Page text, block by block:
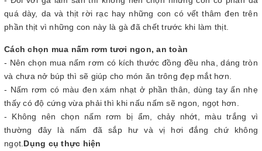
quá dày, da và thịt rời rạc hay những con có vết thâm đen trên
phần thịt vì những con này là gà đã chết trước khi làm thịt.
Cách chọn mua nấm rơm tươi ngon, an toàn
- Nên chọn mua nấm rơm có kích thước đồng đều nha, dáng tròn
và chưa nở búp thì sẽ giúp cho món ăn trông đẹp mắt hơn.
- Nấm rơm có màu đen xám nhạt ở phần thân, dùng tay ấn nhẹ
thấy có độ cứng vừa phải thì khi nấu nấm sẽ ngon, ngọt hơn.
- Không nên chọn nấm rơm bị ẩm, chảy nhớt, màu trắng vì
thường đây là nấm đã sắp hư và vị hơi đắng chứ không
ngọt. Dụng cụ thực hiện